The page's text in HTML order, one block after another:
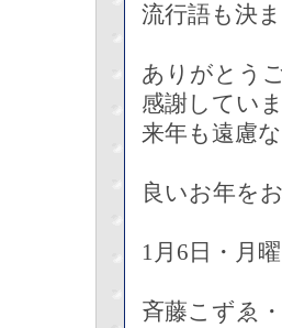
流行語も決
ありがとう
感謝してい
来年も遠慮
良いお年を
1月6日・月
斉藤こずゑ